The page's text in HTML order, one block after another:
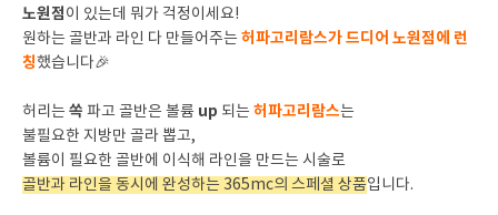
노원점이 있는데 뭐가 걱정이세요!
원하는 골반과 라인 다 만들어주는 허파고리람스가 드디어 노원점에 런
칭했습니다🎉
허리는 쏙 파고 골반은 볼륨 up 되는 허파고리람스는
불필요한 지방만 골라 뽑고,
볼륨이 필요한 골반에 이식해 라인을 만드는 시술로
골반과 라인을 동시에 완성하는 365mc의 스페셜 상품입니다.